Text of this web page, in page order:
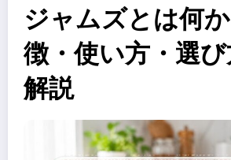
ジャムズとは何
徴・使い方・選
解説